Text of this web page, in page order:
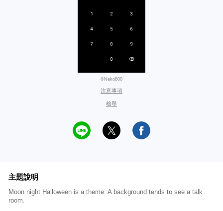
©Neko800
注意事項
檢舉
主題說明
Moon night Halloween is a theme. A background tends to see a talk
room.